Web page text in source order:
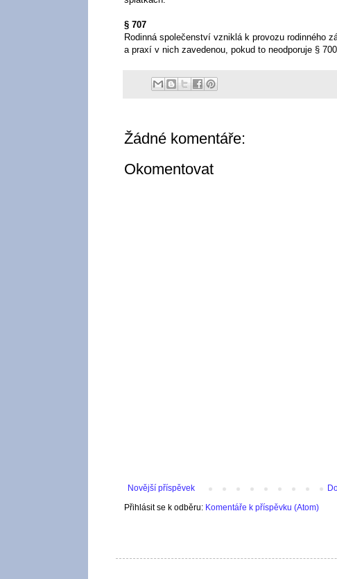
§ 707
Rodinná společenství vzniklá k provozu rodinného
a praxí v nich zavedenou, pokud to neodporuje §
Žádné komentáře:
Okomentovat
Novější příspěvek
Přihlásit se k odběru: Komentáře k příspěvku (Atom)